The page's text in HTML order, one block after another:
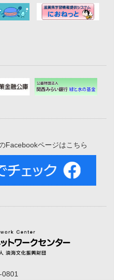
Facebookページはこちら
0801